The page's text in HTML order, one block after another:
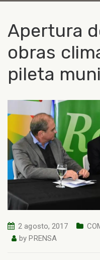
Apertura
obras
pileta
2 agosto, 2017
byPRENSA